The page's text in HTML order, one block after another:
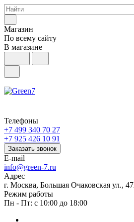
Магазин
По всему сайту
В магазине
Телефоны
+7 499 340 70 27
+7 925 426 10 91
Заказать звонок
E-mail
info@green-7.ru
Адрес
г. Москва, Большая Очаковская ул.,
Режим работы
Пн - Пт: с 10:00 до 18:00